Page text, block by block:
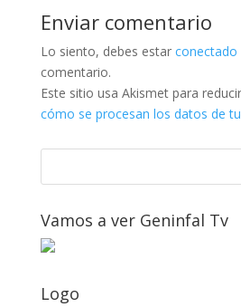
Enviar comentario
Lo siento, debes estar conectado
comentario.
Este sitio usa Akismet para
cómo se procesan los datos de
Vamos a ver Geninfal Tv
Logo